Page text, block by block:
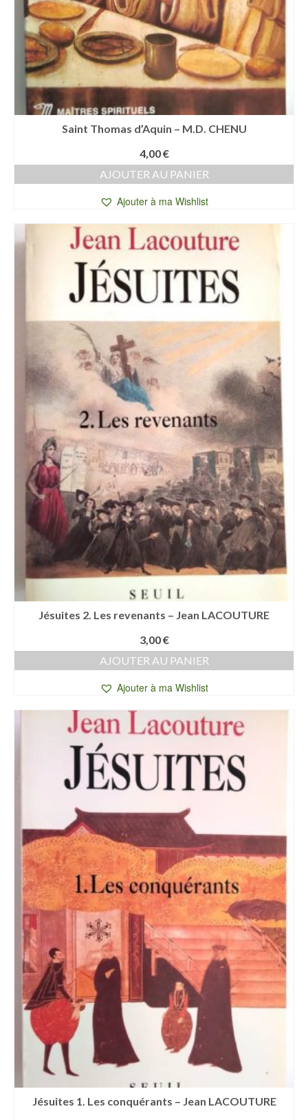
Saint Thomas d’Aquin – M.D. CHENU
4,00€
AJOUTER AU PANIER
Ajouter à ma Wishlist
Jésuites 2. Les revenants – Jean LACOUTURE
3,00€
AJOUTER AU PANIER
Ajouter à ma Wishlist
Jésuites 1. Les conquérants – Jean LACOUTURE